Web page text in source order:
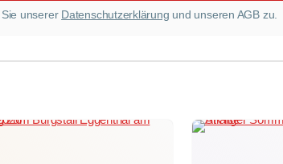
unserer Datenschutzerklärung und unseren AGB zu.